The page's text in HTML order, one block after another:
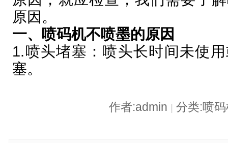
原因。
一、喷码机不喷墨的原因
1.喷头堵塞：喷头长时间未使
塞。
作者:admin 分类:喷